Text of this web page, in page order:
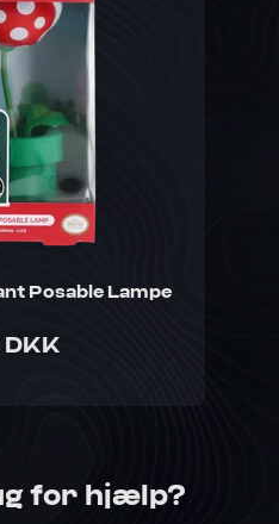
Posable Lampe
DKK
for hjælp?